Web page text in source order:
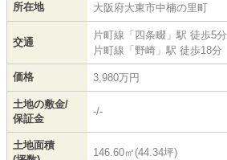
所在地 大阪府大東市中楠の里町
交通
片町線 「 四条畷 」駅 徒歩5分
片町線 「 野崎 」駅 徒歩18分
価格 3,980万円
土地の敷金/
保証金
-/-
土地面積
146.60㎡(44.34坪)